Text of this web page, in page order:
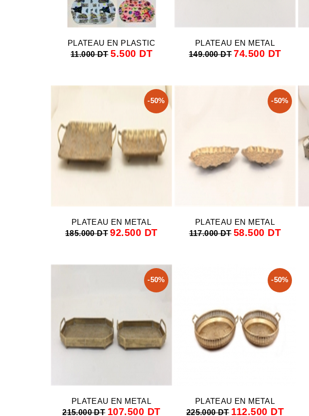
PLATEAU EN PLASTIC
11.000 DT 5.500 DT
PLATEAU EN METAL
149.000 DT 74.500 DT
-50%
PLATEAU EN METAL
185.000 DT 92.500 DT
-50%
PLATEAU EN METAL
117.000 DT 58.500 DT
-50%
PLATEAU EN METAL
215.000 DT 107.500 DT
-50%
PLATEAU EN METAL
225.000 DT 112.500 DT